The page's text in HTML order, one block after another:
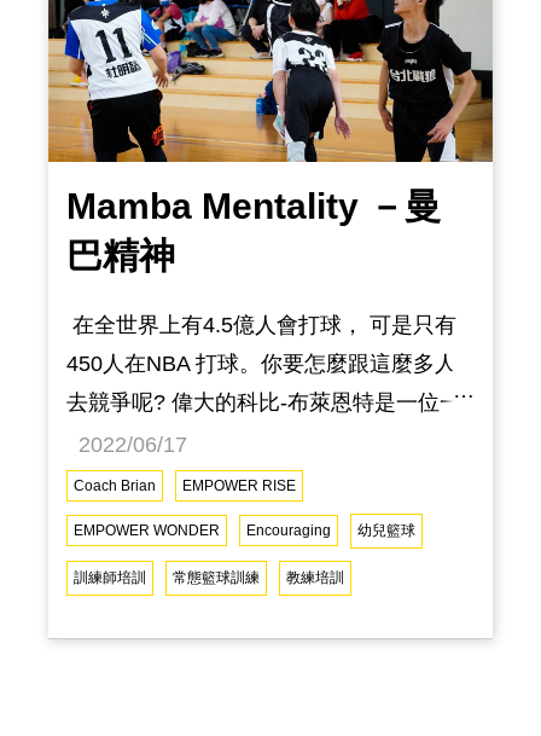
Mamba Mentality －曼
巴精神
在全世界上有4.5億人會打球， 可是只有
450人在NBA 打球。你要怎麼跟這麼多人
去競爭呢? 偉大的科比-布萊恩特是一位一
流的運動員。他是籃球運動中最有成就的
投籃後衛之一，在洛杉磯湖人隊打了20個
賽季，這包括了他高中畢業後的整個運動
生涯。可以說，他被認為是這項運動的
GOAT（有史以來最偉大的人）。然而，科
比所做的激勵世界的事情不僅僅是他的籃
2022/06/17
Coach Brian EMPOWER RISE
EMPOWER WONDER Encouraging 幼兒籃球
訓練師培訓 常態籃球訓練 教練培訓